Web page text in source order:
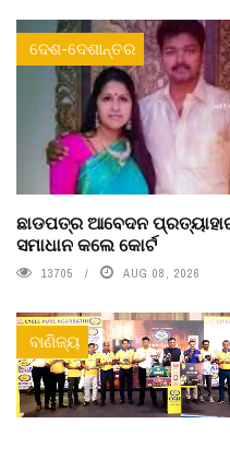
ଦେଶ-ଦେଶାନ୍ତର
ଛାଡପତ୍ର ଆବେଦନ
ସମାଧାନ କଲେ କୋର୍ଟ
13705 AUG 08, 2026
ବାଣିଜ୍ୟ